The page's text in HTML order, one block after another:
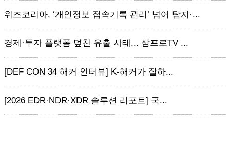
위즈코리아, ‘개인정보 접속기록 관리’ 넘어 탐지·...
경제·투자 플랫폼 덮친 유출 사태... 삼프로TV ...
[DEF CON 34 해커 인터뷰] K-해커가 잘하...
[2026 EDR·NDR·XDR 솔루션 리포트] 국...